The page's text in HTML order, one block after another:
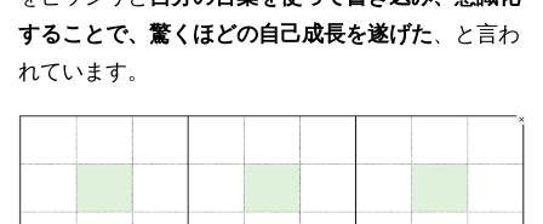
することで、驚くほどの自己成長を遂げた、と言わ
れています。